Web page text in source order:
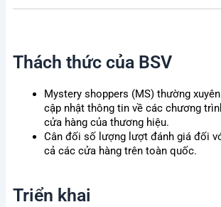
Thách thức của BSV
Mystery shoppers (MS) thường
cập nhật thông tin về các chương
cửa hàng của thương hiệu.
Cân đối số lượng lượt đánh giá đối
cả các cửa hàng trên toàn quốc.
Triển khai